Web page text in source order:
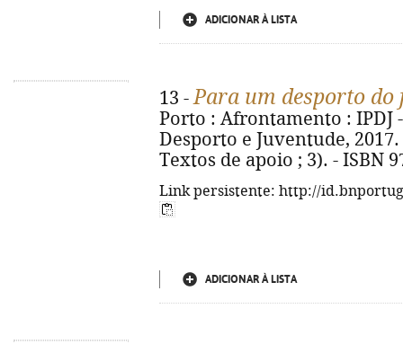
ADICIONAR À LISTA
13 -Para um desporto
Porto : Afrontamento : IPDJ
Desporto e Juventude,
Textos de apoio ; 3). - ISBN
Link persistente: http://
ADICIONAR À LISTA